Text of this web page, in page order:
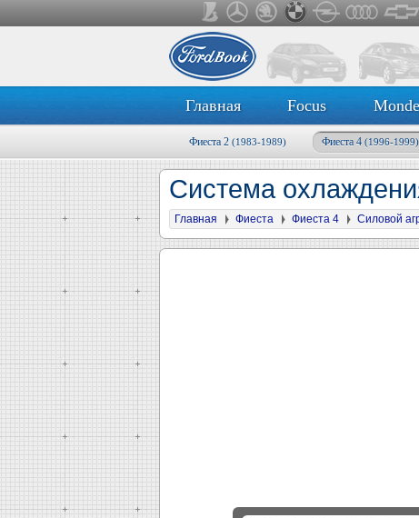
Главная Focus
Фиеста 2 (1983-1989) Фиеста 4 (1996-1999)
Система
Главная Фиеста Фиеста 4 Силовой